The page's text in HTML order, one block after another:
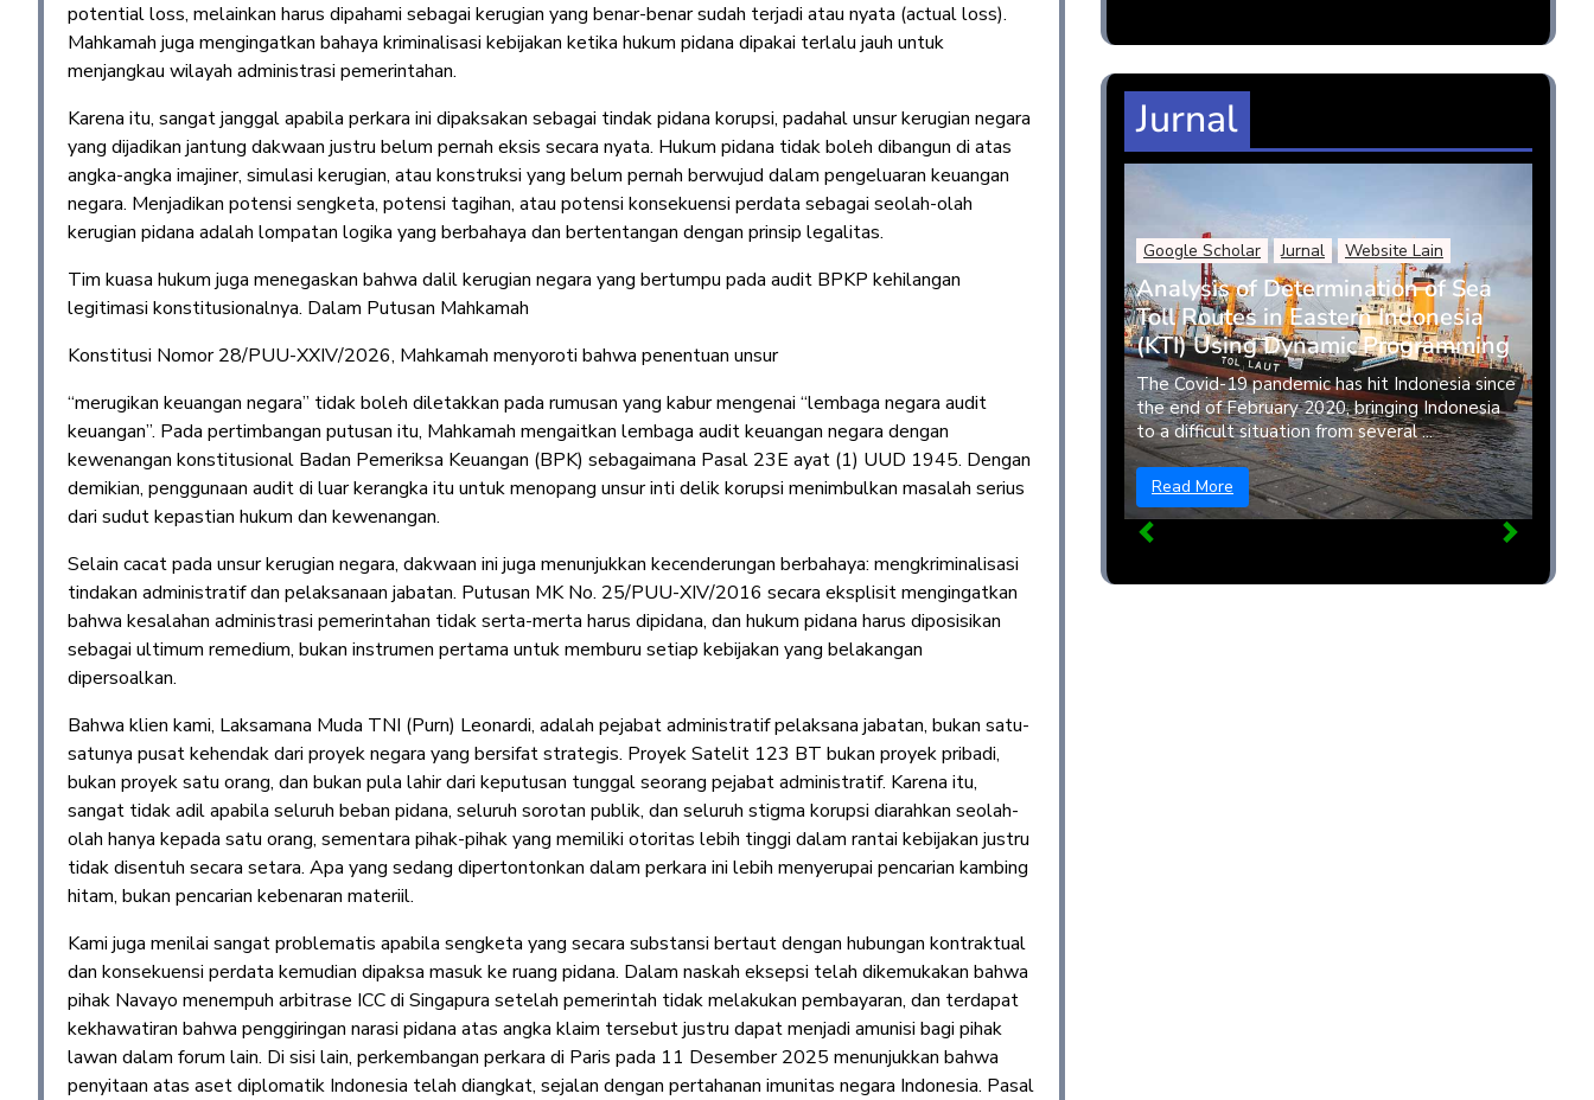
potential loss, melainkan harus dipahami sebagai kerugian yang benar-benar sudah terjadi atau nyata (actual loss).
Mahkamah juga mengingatkan bahaya kriminalisasi kebijakan ketika hukum pidana dipakai terlalu jauh untuk
menjangkau wilayah administrasi pemerintahan.
Karena itu, sangat janggal apabila perkara ini dipaksakan sebagai tindak pidana korupsi, padahal unsur kerugian negara
yang dijadikan jantung dakwaan justru belum pernah eksis secara nyata. Hukum pidana tidak boleh dibangun di atas
angka-angka imajiner, simulasi kerugian, atau konstruksi yang belum pernah berwujud dalam pengeluaran keuangan
negara. Menjadikan potensi sengketa, potensi tagihan, atau potensi konsekuensi perdata sebagai seolah-olah
kerugian pidana adalah lompatan logika yang berbahaya dan bertentangan dengan prinsip legalitas.
Tim kuasa hukum juga menegaskan bahwa dalil kerugian negara yang bertumpu pada audit BPKP kehilangan
legitimasi konstitusionalnya. Dalam Putusan Mahkamah
Konstitusi Nomor 28/PUU-XXIV/2026, Mahkamah menyoroti bahwa penentuan unsur
“merugikan keuangan negara” tidak boleh diletakkan pada rumusan yang kabur mengenai “lembaga negara audit
keuangan”. Pada pertimbangan putusan itu, Mahkamah mengaitkan lembaga audit keuangan negara dengan
kewenangan konstitusional Badan Pemeriksa Keuangan (BPK) sebagaimana Pasal 23E ayat (1) UUD 1945. Dengan
demikian, penggunaan audit di luar kerangka itu untuk menopang unsur inti delik korupsi menimbulkan masalah serius
dari sudut kepastian hukum dan kewenangan.
Selain cacat pada unsur kerugian negara, dakwaan ini juga menunjukkan kecenderungan berbahaya: mengkriminalisasi
tindakan administratif dan pelaksanaan jabatan. Putusan MK No. 25/PUU-XIV/2016 secara eksplisit mengingatkan
bahwa kesalahan administrasi pemerintahan tidak serta-merta harus dipidana, dan hukum pidana harus diposisikan
sebagai ultimum remedium, bukan instrumen pertama untuk memburu setiap kebijakan yang belakangan
dipersoalkan.
Bahwa klien kami, Laksamana Muda TNI (Purn) Leonardi, adalah pejabat administratif pelaksana jabatan, bukan satu-
satunya pusat kehendak dari proyek negara yang bersifat strategis. Proyek Satelit 123 BT bukan proyek pribadi,
bukan proyek satu orang, dan bukan pula lahir dari keputusan tunggal seorang pejabat administratif. Karena itu,
sangat tidak adil apabila seluruh beban pidana, seluruh sorotan publik, dan seluruh stigma korupsi diarahkan seolah-
olah hanya kepada satu orang, sementara pihak-pihak yang memiliki otoritas lebih tinggi dalam rantai kebijakan justru
tidak disentuh secara setara. Apa yang sedang dipertontonkan dalam perkara ini lebih menyerupai pencarian kambing
hitam, bukan pencarian kebenaran materiil.
Kami juga menilai sangat problematis apabila sengketa yang secara substansi bertaut dengan hubungan kontraktual
dan konsekuensi perdata kemudian dipaksa masuk ke ruang pidana. Dalam naskah eksepsi telah dikemukakan bahwa
pihak Navayo menempuh arbitrase ICC di Singapura setelah pemerintah tidak melakukan pembayaran, dan terdapat
kekhawatiran bahwa penggiringan narasi pidana atas angka klaim tersebut justru dapat menjadi amunisi bagi pihak
lawan dalam forum lain. Di sisi lain, perkembangan perkara di Paris pada 11 Desember 2025 menunjukkan bahwa
penyitaan atas aset diplomatik Indonesia telah diangkat, sejalan dengan pertahanan imunitas negara Indonesia. Pasal
Jurnal
Google Scholar Jurnal Website Lain
Analysis of Determination of Sea
Toll Routes in Eastern Indonesia
(KTI) Using Dynamic Programming
The Covid-19 pandemic has hit Indonesia since
the end of February 2020, bringing Indonesia
to a difficult situation from several ...
Read More